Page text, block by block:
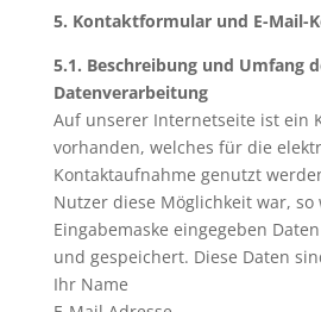
5. Kontaktformular und E-Mail-
5.1. Beschreibung und Umfang
Datenverarbeitung
Auf unserer Internetseite ist ein
vorhanden, welches für die
Kontaktaufnahme genutzt
Nutzer diese Möglichkeit war,
Eingabemaske eingegeben
und gespeichert. Diese Daten
Ihr Name